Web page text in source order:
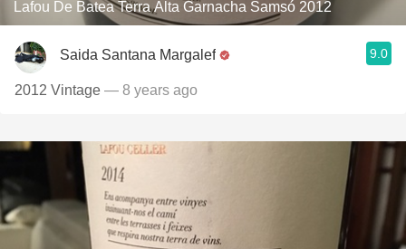
Lafou De Batea Terra Alta Garnacha Samsó 2012
Saida Santana Margalef 9.0
2012 Vintage — 8 years ago